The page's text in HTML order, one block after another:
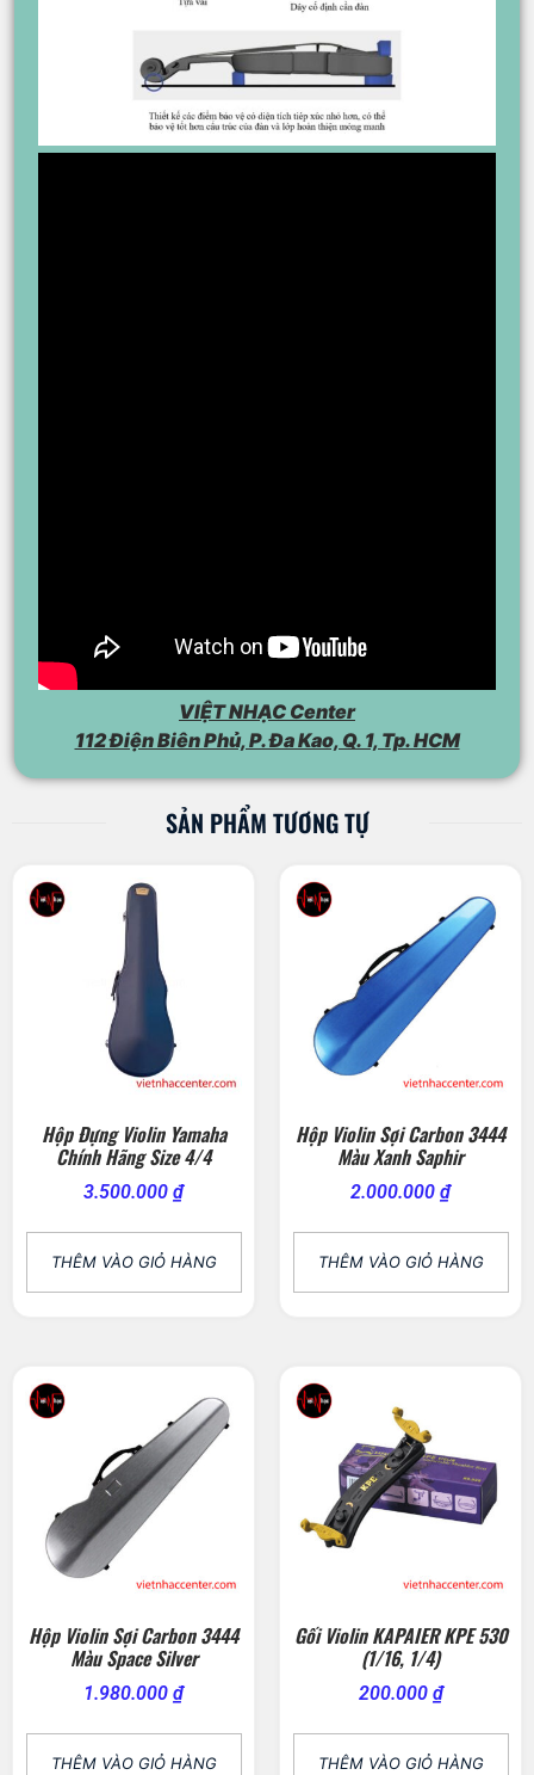
VIỆT NHẠC Center
112 Điện Biên Phủ, P. Đa Kao, Q. 1, Tp. HCM
SẢN PHẨM TƯƠNG TỰ
Hộp Đựng Violin Yamaha
Chính Hãng Size 4/4
3.500.000 ₫
THÊM VÀO GIỎ HÀNG
Hộp Violin Sợi Carbon 3444
Màu Xanh Saphir
2.000.000 ₫
THÊM VÀO GIỎ HÀNG
Hộp Violin Sợi Carbon 3444
Màu Space Silver
1.980.000 ₫
THÊM VÀO GIỎ HÀNG
Gối Violin KAPAIER KPE 530
(1/16, 1/4)
200.000 ₫
THÊM VÀO GIỎ HÀNG